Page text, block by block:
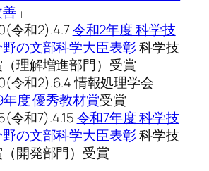
」
令和2).4.7令和2年度 科学技
の文部科学大臣表彰科学技
理解増進部門）受賞
令和2).6.4 情報処理学会
年度 優秀教材賞受賞
令和7).4.15令和7年度 科学技
の文部科学大臣表彰科学技
開発部門）受賞